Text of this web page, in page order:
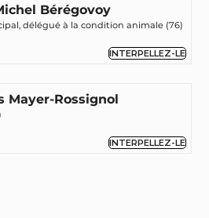
Bérégovoy
délégué à la condition animale (76)
INTERPELLEZ-LE
Mayer-Rossignol
INTERPELLEZ-LE